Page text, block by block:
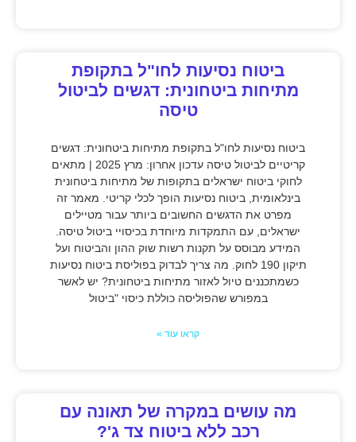
ביטוח נסיעות לחו"ל בתקופת
מתיחות ביטחונית: דגשים לביטול
טיסה
ביטוח נסיעות לחו"ל בתקופת מתיחות ביטחונית: דגשים
קריטיים לביטול טיסה עדכון אחרון: מרץ 2025 | מתאים
לחוקי ביטוח ישראלים בתקופות של מתיחות ביטחונית
בינלאומית, ביטוח נסיעות הופך לכלי קריטי. מאמר זה
מפרט את הדגשים החשובים ביותר עבור מטיילים
ישראלים, עם התמקדות מיוחדת בכיסויי ביטול טיסה.
המידע מבוסס על תקנות רשות שוק ההון והביטוח ועל
תיקון 190 לחוק. מה צריך לבדוק בפוליסת ביטוח נסיעות
כשמתכננים טיול לאזור מתיחות ביטחונית? יש לאשר
במפורש שהפוליסה כוללת כיסוי "ביטול
קראו עוד »
מה עושים במקרה של תאונה עם
רכב ללא ביטוח צד ג'?